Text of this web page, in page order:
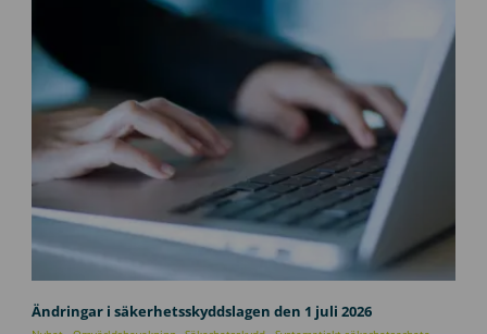
p
Ändringar i säkerhetsskyddslagen den 1 juli 2026